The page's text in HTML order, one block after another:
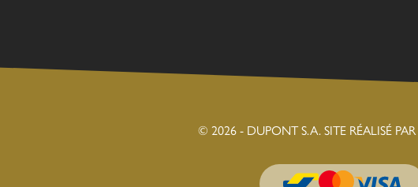
© 2026 - DUPONT S.A. SITE RÉALISÉ